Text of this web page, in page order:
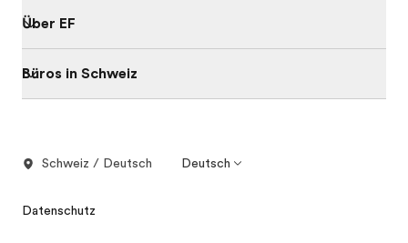
Über EF
Büros in Schweiz
Schweiz / Deutsch Deutsch
Datenschutz